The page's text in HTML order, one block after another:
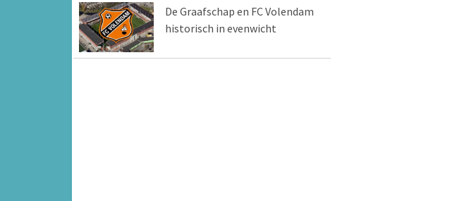
De Graafschap en FC Volendam
historisch in evenwicht